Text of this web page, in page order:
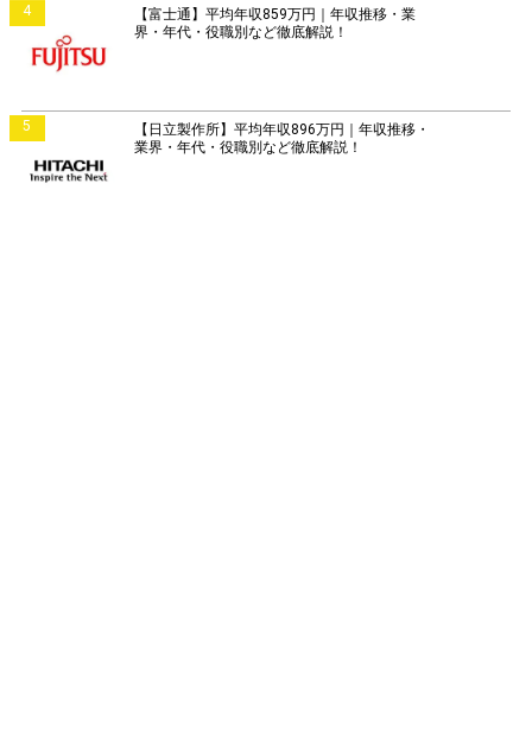
4
【富士通】平均年収859万円｜年収推移・業
界・年代・役職別など徹底解説！
5
【日立製作所】平均年収896万円｜年収推移・
業界・年代・役職別など徹底解説！